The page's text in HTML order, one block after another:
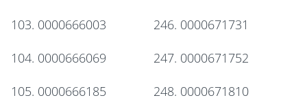
103. 0000666003
104. 0000666069
105. 0000666185
246. 0000671731
247. 0000671752
248. 0000671810